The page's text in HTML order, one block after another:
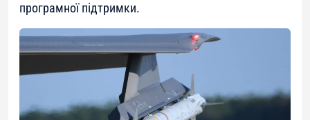
програмної підтримки.